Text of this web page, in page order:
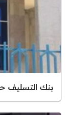
بنك التسليف